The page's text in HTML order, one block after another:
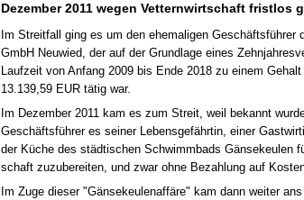
De­zem­ber 2011 we­gen Vet­tern­wirt­schaft frist­los
Im Streit­fall ging es um den ehe­ma­li­gen Geschäftsführer
GmbH Neu­wied, der auf der Grund­la­ge ei­nes
Lauf­zeit von An­fang 2009 bis En­de 2018 zu ei­nem
13.139,59 EUR tätig war.
Im De­zem­ber 2011 kam es zum Streit, weil be­kannt
Geschäftsführer es sei­ner Le­bens­gefähr­tin, ei­ner
der Küche des städti­schen Schwimm­bads Gänse­keu­len
schaft zu­zu­be­rei­ten, und zwar oh­ne Be­zah­lung auf
Im Zu­ge die­ser "Gänse­keu­len­affäre" kam dann wei­ter